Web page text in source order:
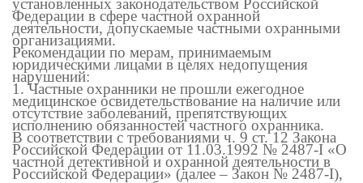
установленных законодательством Российской
Федерации в сфере частной охранной
деятельности, допускаемые частными охранными
организациями.
Рекомендации по мерам, принимаемым
юридическими лицами в целях недопущения
нарушений:
1. Частные охранники не прошли ежегодное
медицинское освидетельствование на наличие или
отсутствие заболеваний, препятствующих
исполнению обязанностей частного охранника.
В соответствии с требованиями ч. 9 ст. 12 Закона
Российской Федерации от 11.03.1992 № 2487-I «О
частной детективной и охранной деятельности в
Российской Федерации» (далее – Закон № 2487-I),